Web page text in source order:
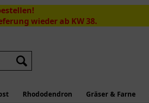
wieder ab KW 38.
Suchen
Rhododendron Gräser & Farne